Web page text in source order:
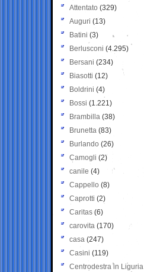
Attentato (329)
Auguri (13)
Batini (3)
Berlusconi (4.295)
Bersani (234)
Biasotti (12)
Boldrini (4)
Bossi (1.221)
Brambilla (38)
Brunetta (83)
Burlando (26)
Camogli (2)
canile (4)
Cappello (8)
Caprotti (2)
Caritas (6)
carovita (170)
casa (247)
Casini (119)
Centrodestra in Liguria